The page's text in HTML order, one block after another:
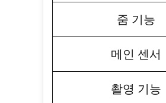
줌 기능
메인 센서
촬영 기능